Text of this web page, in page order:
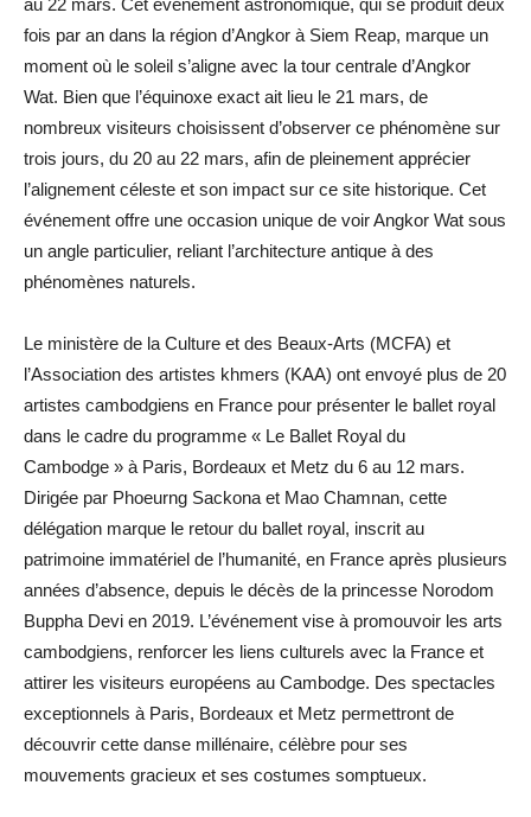
fois par an dans la région d’Angkor à Siem Reap, marque un
moment où le soleil s’aligne avec la tour centrale d’Angkor
Wat. Bien que l’équinoxe exact ait lieu le 21 mars, de
nombreux visiteurs choisissent d’observer ce phénomène sur
trois jours, du 20 au 22 mars, afin de pleinement apprécier
l’alignement céleste et son impact sur ce site historique. Cet
événement offre une occasion unique de voir Angkor Wat sous
un angle particulier, reliant l’architecture antique à des
phénomènes naturels.
Le ministère de la Culture et des Beaux-Arts (MCFA) et
l’Association des artistes khmers (KAA) ont envoyé plus de 20
artistes cambodgiens en France pour présenter le ballet royal
dans le cadre du programme « Le Ballet Royal du
Cambodge » à Paris, Bordeaux et Metz du 6 au 12 mars.
Dirigée par Phoeurng Sackona et Mao Chamnan, cette
délégation marque le retour du ballet royal, inscrit au
patrimoine immatériel de l’humanité, en France après plusieurs
années d’absence, depuis le décès de la princesse Norodom
Buppha Devi en 2019. L’événement vise à promouvoir les arts
cambodgiens, renforcer les liens culturels avec la France et
attirer les visiteurs européens au Cambodge. Des spectacles
exceptionnels à Paris, Bordeaux et Metz permettront de
découvrir cette danse millénaire, célèbre pour ses
mouvements gracieux et ses costumes somptueux.